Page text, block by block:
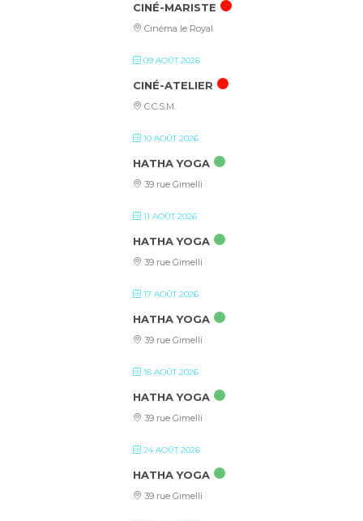
CINÉ-MARISTE
Cinéma le Royal
09 AOÛT 2026
CINÉ-ATELIER
C.C.S.M.
10 AOÛT 2026
HATHA YOGA
39 rue Gimelli
11 AOÛT 2026
HATHA YOGA
39 rue Gimelli
17 AOÛT 2026
HATHA YOGA
39 rue Gimelli
18 AOÛT 2026
HATHA YOGA
39 rue Gimelli
24 AOÛT 2026
HATHA YOGA
39 rue Gimelli